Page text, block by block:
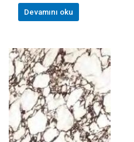
Devamını oku